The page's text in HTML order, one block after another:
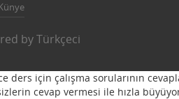
byTürkçeci
ders için çalışma sorularının
cevap vermesi ile hızla